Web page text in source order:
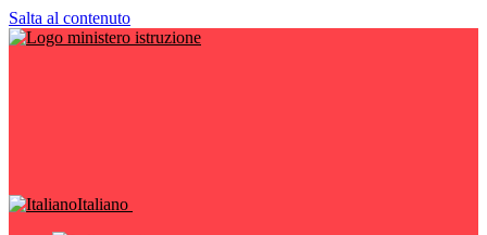
Salta al contenuto
Italiano